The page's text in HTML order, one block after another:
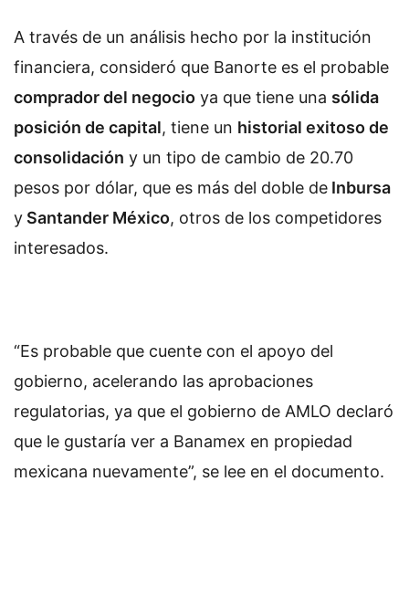
A través de un análisis hecho por la institución
financiera, consideró que Banorte es el probable
comprador del negocio ya que tiene una sólida
posición de capital, tiene un historial exitoso de
consolidación y un tipo de cambio de 20.70
pesos por dólar, que es más del doble de Inbursa
y Santander México, otros de los competidores
interesados.
“Es probable que cuente con el apoyo del
gobierno, acelerando las aprobaciones
regulatorias, ya que el gobierno de AMLO declaró
que le gustaría ver a Banamex en propiedad
mexicana nuevamente”, se lee en el documento.